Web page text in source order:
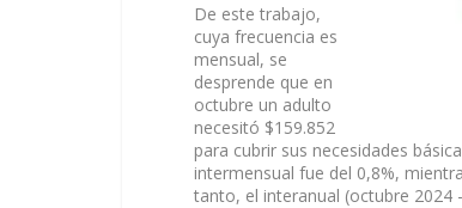
De este trabajo,
cuya frecuencia es
mensual, se
desprende que en
octubre un adulto
necesitó $159.852
para cubrir sus necesidades
intermensual fue del 0,8%,
tanto, el interanual (octubre 2024